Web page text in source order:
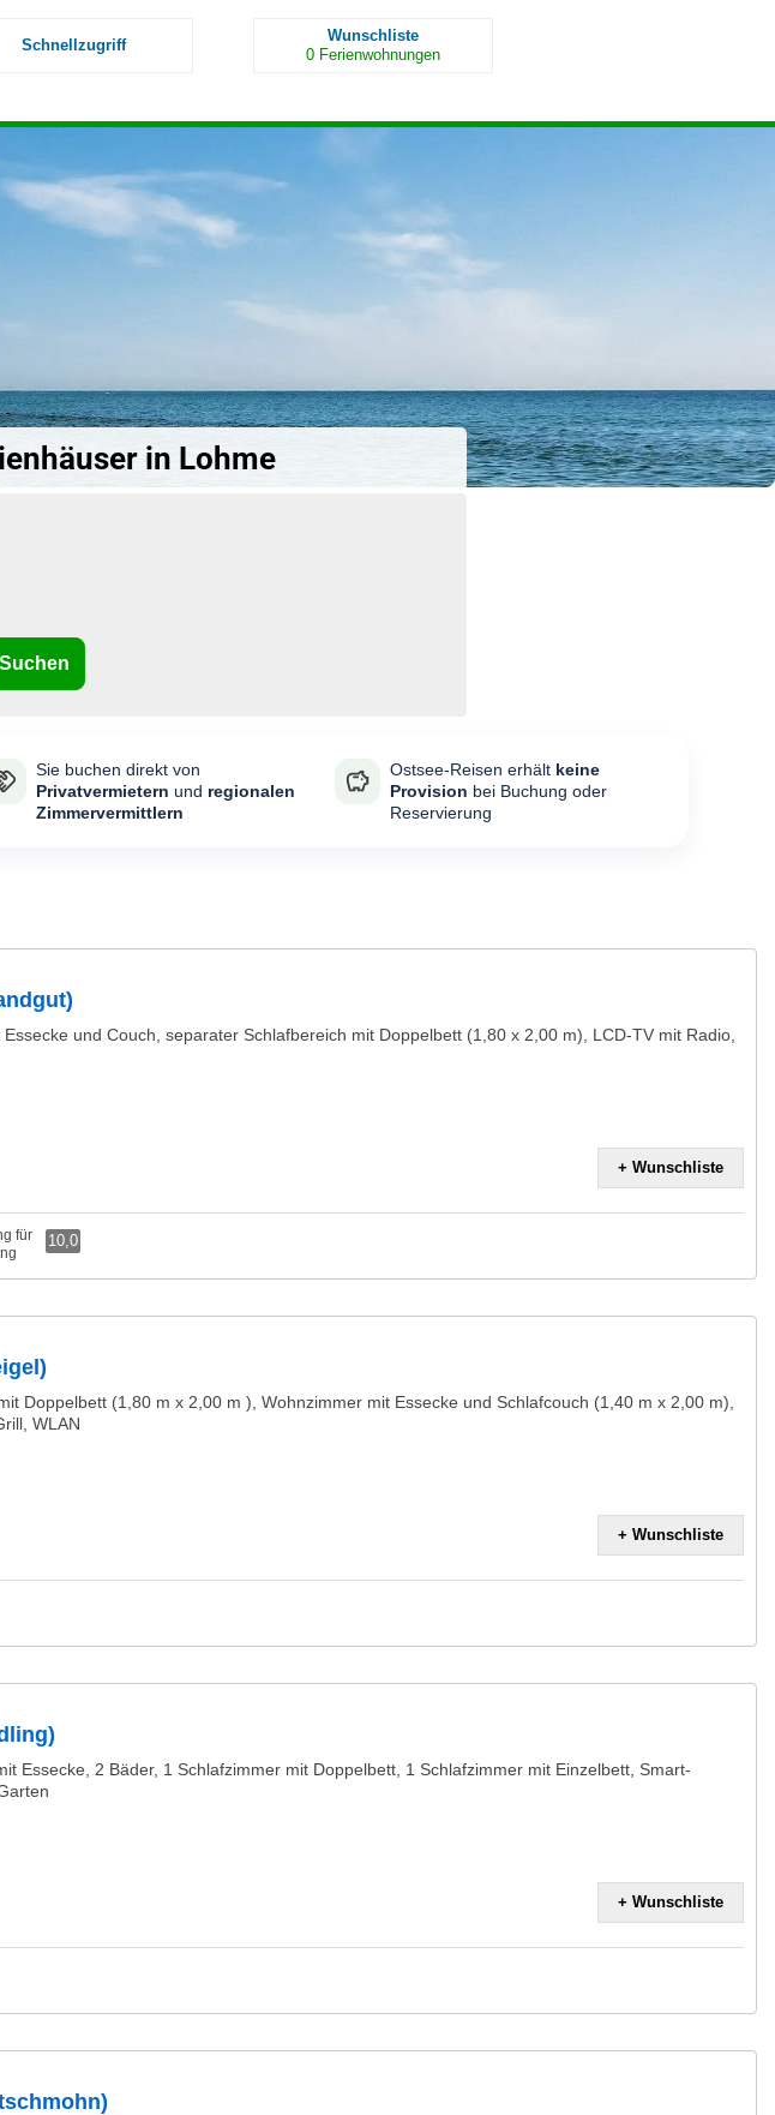
Schnellzugriff
Wunschliste
0 Ferienwohnungen
in Lohme
Sie buchen direkt von
Privatvermietern und regionalen
Zimmervermittlern
Ostsee-Reisen erhält keine
Provision bei Buchung oder
Reservierung
und Couch, separater Schlafbereich mit Doppelbett (1,80 x 2,00 m), LCD-TV mit Radio,
+ Wunschliste
für
10,0
Doppelbett (1,80 m x 2,00 m ), Wohnzimmer mit Essecke und Schlafcouch (1,40 m x 2,00 m),
WLAN
+ Wunschliste
Essecke, 2 Bäder, 1 Schlafzimmer mit Doppelbett, 1 Schlafzimmer mit Einzelbett, Smart-
+ Wunschliste